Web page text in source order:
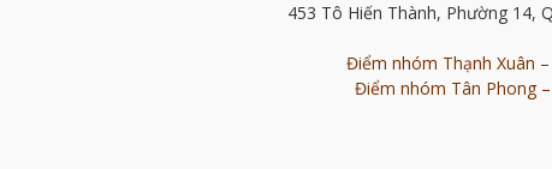
453 Tô Hiến Thành, Phường 14,
Điểm nhóm Thạnh Xuân
Điểm nhóm Tân Phong